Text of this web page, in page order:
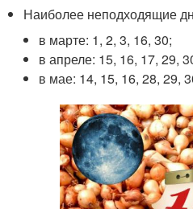
Наиболее неподходящие
в марте: 1, 2, 3, 16, 30;
в апреле: 15, 16, 17, 29,
в мае: 14, 15, 16, 28, 29,